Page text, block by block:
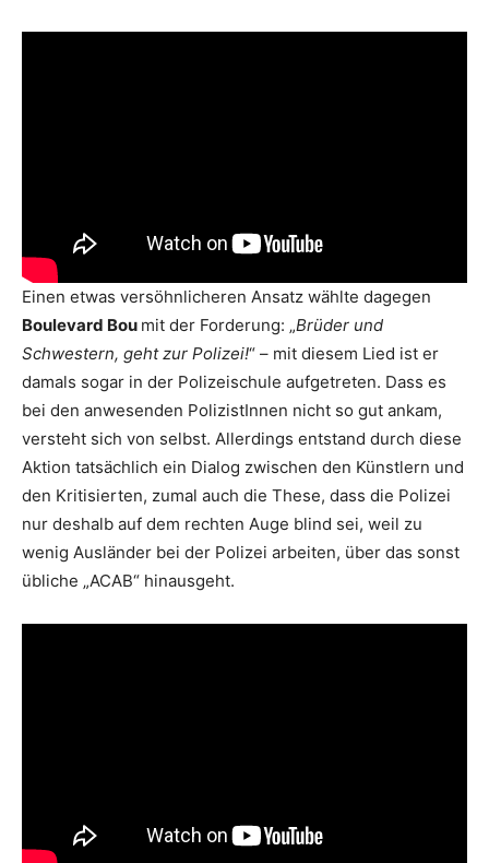
Einen etwas versöhnlicheren Ansatz wählte dagegen
Boulevard Bou mit der Forderung: „Brüder und
Schwestern, geht zur Polizei!“ – mit diesem Lied ist er
damals sogar in der Polizeischule aufgetreten. Dass es
bei den anwesenden PolizistInnen nicht so gut ankam,
versteht sich von selbst. Allerdings entstand durch diese
Aktion tatsächlich ein Dialog zwischen den Künstlern und
den Kritisierten, zumal auch die These, dass die Polizei
nur deshalb auf dem rechten Auge blind sei, weil zu
wenig Ausländer bei der Polizei arbeiten, über das sonst
übliche „ACAB“ hinausgeht.